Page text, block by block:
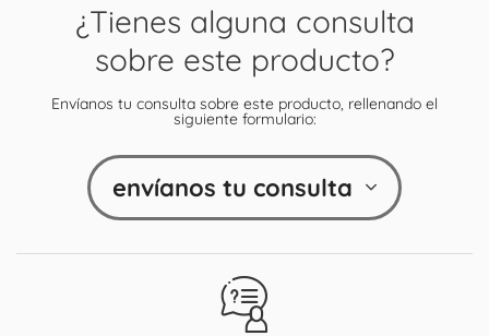
¿Tienes alguna consulta
sobre este producto?
Envíanos tu consulta sobre este producto, rellenando el
siguiente formulario:
envíanos tu consulta